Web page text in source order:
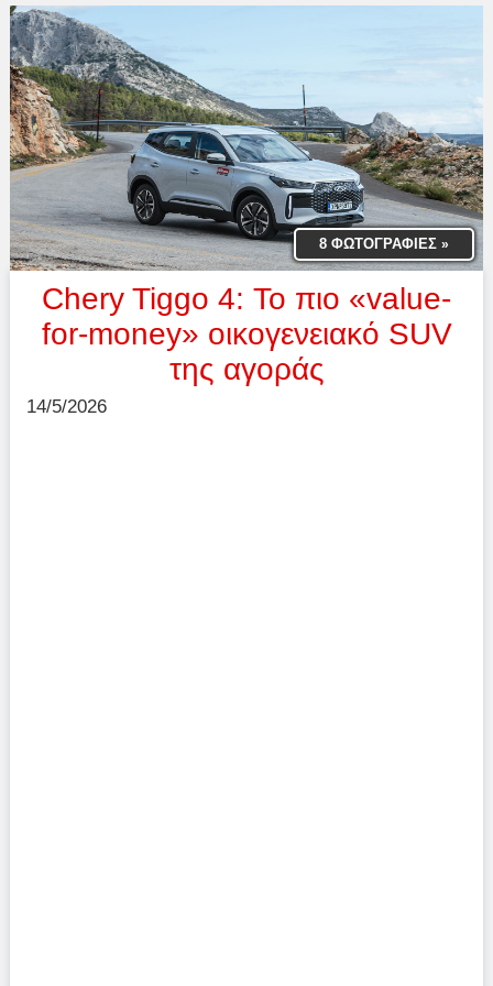
8 ΦΩΤΟΓΡΑΦΙΕΣ »
Chery Tiggo 4: Το πιο «value-
for-money» οικογενειακό SUV
της αγοράς
14/5/2026